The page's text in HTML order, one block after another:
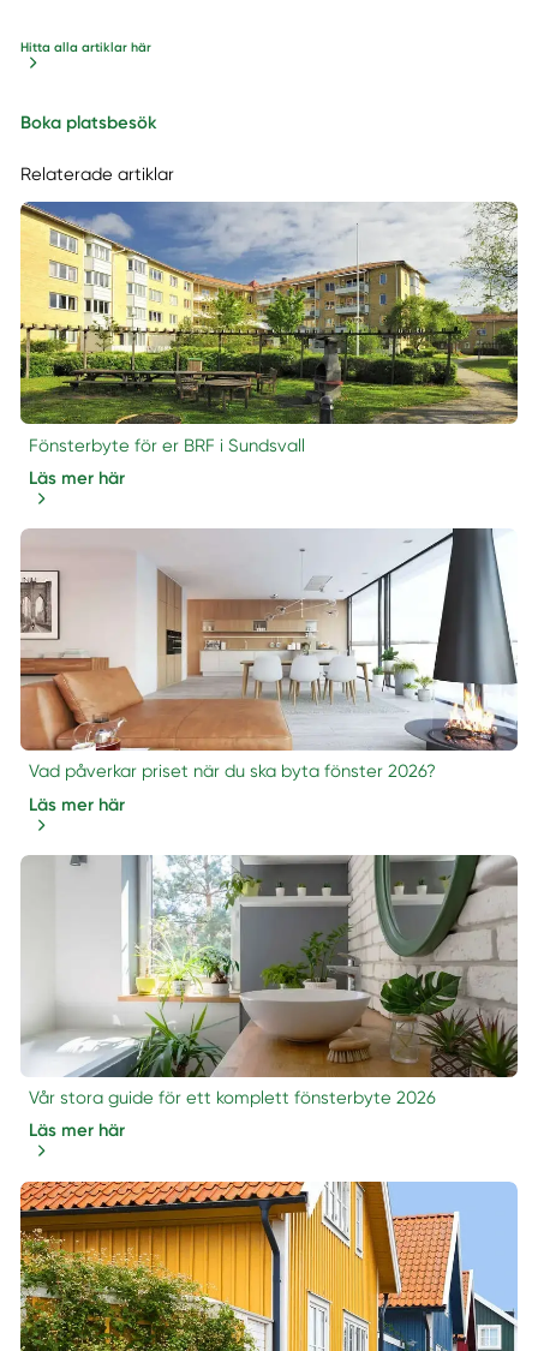
Hitta alla artiklar här
Boka platsbesök
Relaterade artiklar
Fönsterbyte för er BRF i Sundsvall
Läs mer här
Vad påverkar priset när du ska byta fönster 2026?
Läs mer här
Vår stora guide för ett komplett fönsterbyte 2026
Läs mer här